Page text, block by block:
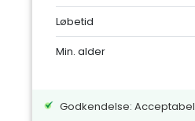
Løbetid
Min. alder
Godkendelse: Acceptabel